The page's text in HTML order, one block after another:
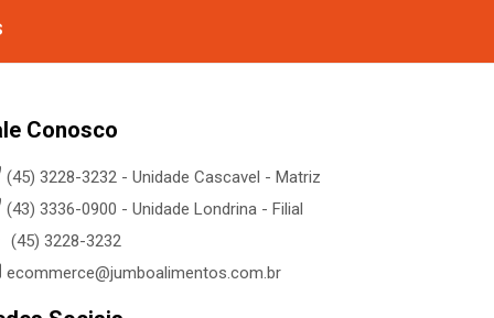
Conosco
(45) 3228-3232 - Unidade Cascavel - Matriz
(43) 3336-0900 - Unidade Londrina - Filial
(45) 3228-3232
ecommerce@jumboalimentos.com.br